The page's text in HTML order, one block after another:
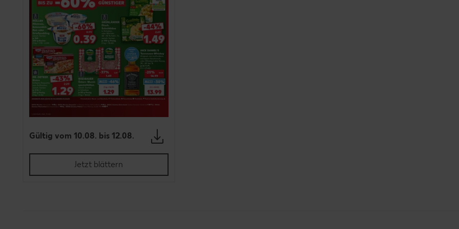
Gültig vom 10.08. bis 12.08.
Jetzt blättern